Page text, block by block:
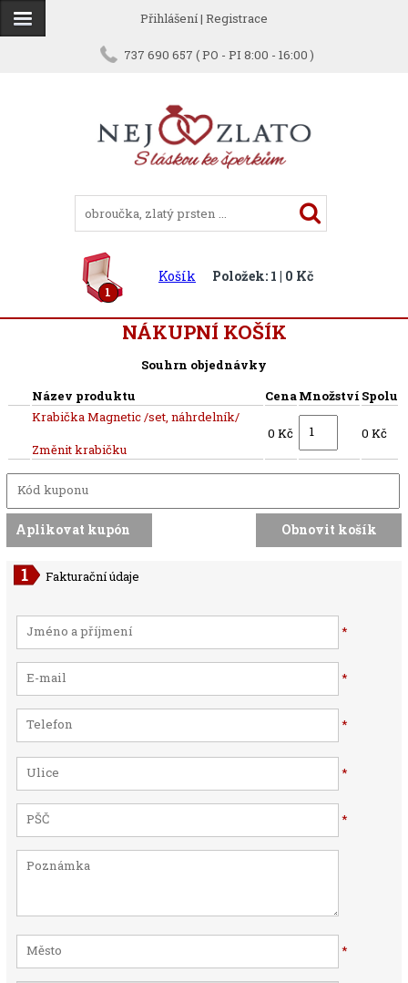
Přihlášení| Registrace
737 690 657 ( PO - PI 8:00 - 16:00 )
1
Košík Položek: 1 | 0 Kč
NÁKUPNÍ KOŠÍK
Souhrn objednávky
Název produktu
CenaMnožství Spolu
Krabička Magnetic /set, náhrdelník/
Změnit krabičku
0 Kč 0 Kč
Fakturační údaje
*
*
*
*
*
*